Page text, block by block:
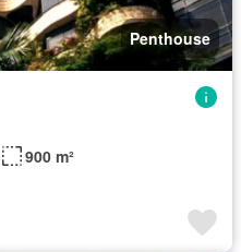
Penthouse
900 m²